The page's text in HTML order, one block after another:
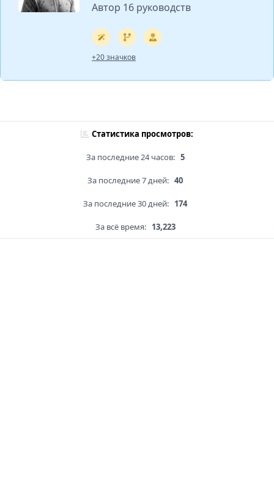
Автор 16 руководств
+20 значков
Статистика просмотров:
За последние 24 часов: 5
За последние 7 дней: 40
За последние 30 дней: 174
За всё время: 13,223